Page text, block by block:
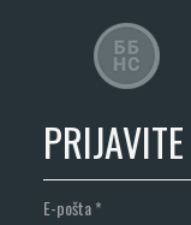
E-pošta*